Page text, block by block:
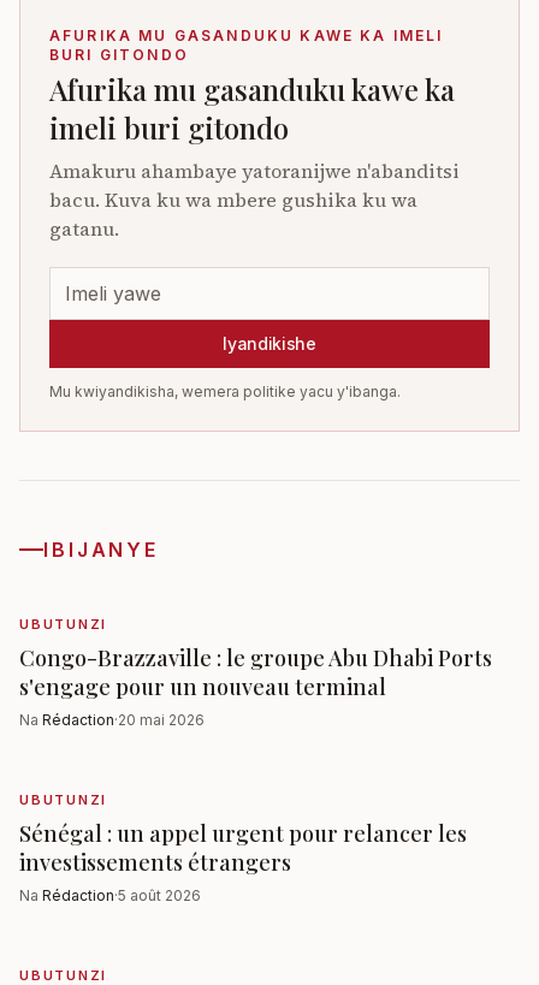
AFURIKA MU GASANDUKU KAWE KA IMELI
BURI GITONDO
Afurika mu gasanduku kawe ka
imeli buri gitondo
Amakuru ahambaye yatoranijwe n'abanditsi
bacu. Kuva ku wa mbere gushika ku wa
gatanu.
Iyandikishe
Mu kwiyandikisha, wemera politike yacu y'ibanga.
IBIJANYE
UBUTUNZI
Congo-Brazzaville : le groupe Abu Dhabi Ports
s'engage pour un nouveau terminal
Na Rédaction·20 mai 2026
UBUTUNZI
Sénégal : un appel urgent pour relancer les
investissements étrangers
Na Rédaction·5 août 2026
UBUTUNZI